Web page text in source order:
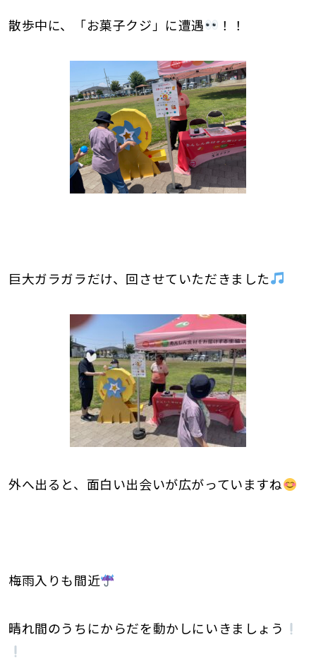
散歩中に、「お菓子クジ」に遭遇 ！！
巨大ガラガラだけ、回させていただきました
外へ出ると、面白い出会いが広がっていますね
梅雨入りも間近
晴れ間のうちにからだを動かしにいきましょう